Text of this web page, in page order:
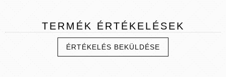
TERMÉK ÉRTÉKELÉSEK
ÉRTÉKELÉS BEKÜLDÉSE